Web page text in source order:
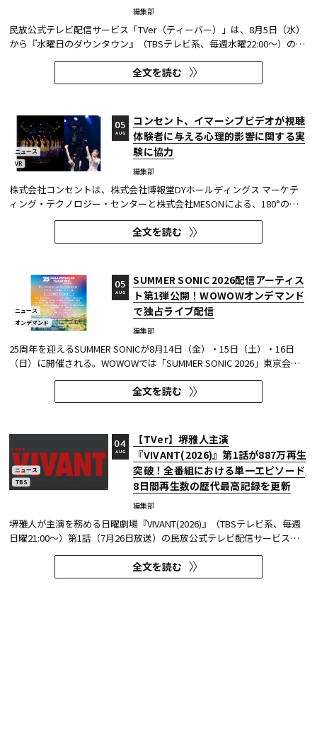
編集部
民放公式テレビ配信サービス「TVer（ティーバー）」は、8月5日（水）
から『水曜日のダウンタウン』（TBSテレビ系、毎週水曜22:00～）の過
去に放送された傑作エピソード計12本を4か月にわたり配信する。本エ
ピソードが動画配信サービスで配信されるのは今回が初めてとなる。
TVerはすべて無料で見放題となっている。 『水曜日のダウンタウン...
全文を読む
ニュース
VR
コンセント、イマーシブビデオが視聴
体験者に与える心理的影響に関する実
験に協力
編集部
05
AUG
株式会社コンセントは、株式会社博報堂DYホールディングス マーケテ
ィング・テクノロジー・センターと株式会社MESONによる、180°の視
野角のImmersive Video（以下、イマーシブビデオ）を実験刺激に用い
た心理実験に協力し、そのプレプリント論文が2026年6月8日にarXivで
公開された。 本実験は、イマーシブビデオの撮影距離が体験者の「そ...
全文を読む
ニュース
オンデマンド
SUMMER SONIC 2026配信アーティス
ト第1弾公開！WOWOWオンデマンド
で独占ライブ配信
編集部
05
AUG
25周年を迎えるSUMMER SONICが8月14日（金）・15日（土）・16日
（日）に開催される。WOWOWでは「SUMMER SONIC 2026」東京会場
のZOZOマリンスタジアムと幕張メッセから、マリンステージ、マウン
テンステージ、ソニックステージ、パシフィックステージの模様を、3
日間にわたりWOWOWオンデマンドで独占ライブ配信する。 今回、配信
全文を読む
ニュース
TBS
【TVer】堺雅人主演
『VIVANT(2026)』第1話が887万再生
突破！全番組における単一エピソード
8日間再生数の歴代最高記録を更新
編集部
04
AUG
堺雅人が主演を務める日曜劇場『VIVANT(2026)』（TBSテレビ系、毎週
日曜21:00～）第1話（7月26日放送）の民放公式テレビ配信サービス
「TVer（ティーバー）」における8日間再生数が887万（※1）を突破し
1週間の配信を行っているため、番組の再生数は配信開始日と配信終了...
全文を読む